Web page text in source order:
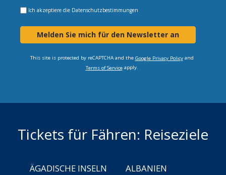
Ich akzeptiere die Datenschutzbestimmungen
Melden Sie mich für den Newsletter an
This site is protected by reCAPTCHA and the Google Privacy Policyand
Terms of Serviceapply.
Tickets für Fähren: Reiseziele
ÄGADISCHE INSELN
ALBANIEN